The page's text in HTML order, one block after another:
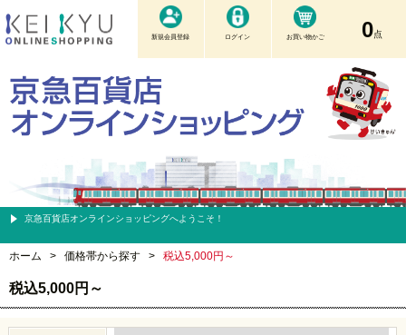
新規会員登録 ログイン お買い物かご 0点
京急百貨店オンラインショッピングへようこそ！
ホーム > 価格帯から探す > 税込5,000円～
税込5,000円～